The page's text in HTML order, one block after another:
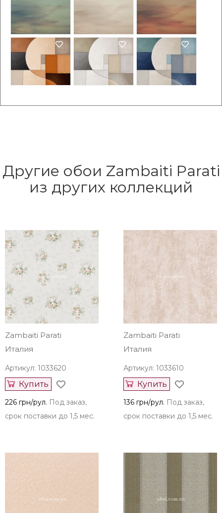
Другие обои Zambaiti Parati
из других коллекций
Zambaiti Parati
Италия
Артикул: 1033620
Купить
226 грн/рул. Под заказ,
срок поставки до 1,5 мес.
Zambaiti Parati
Италия
Артикул: 1033610
Купить
136 грн/рул. Под заказ,
срок поставки до 1,5 мес.